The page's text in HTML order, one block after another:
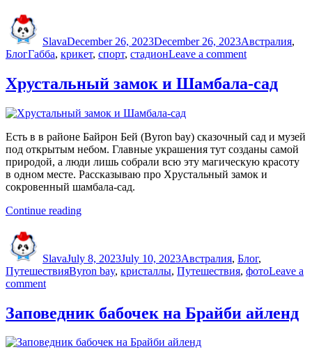
SlavaDecember 26, 2023December 26, 2023Австралия,
БлогTags
Габба, крикет, спорт, стадионLeave a commenton
на
Хрустальный замок и Шамбала-сад
Есть в в районе Байрон Бей (Byron bay) сказочный сад и музей
под открытым небом. Главные украшения тут созданы самой
природой, а люди лишь собрали всю эту магическую красоту
в одном месте. Рассказываю про Хрустальный замок и
сокровенный шамбала-сад.
Continue reading“Хрустальный
сад”
SlavaJuly 8, 2023July 10, 2023Австралия, Блог,
ПутешествияTags
Byron bay, кристаллы, Путешествия, фотоLeave a
commenton
и
сад
Заповедник бабочек на Брайби айленд